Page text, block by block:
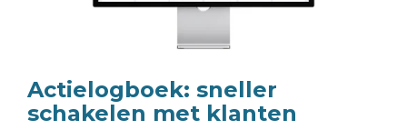
Actielogboek: sneller
schakelen met klanten